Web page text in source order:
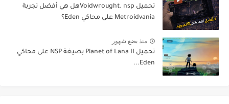
تحميل Voidwrought. nspهل هي أفضل تجربة
Metroidvania على محاكي Eden؟
منذ بضع شهور
تحميل Planet of Lana II بصيغة NSP على محاكي
Eden...